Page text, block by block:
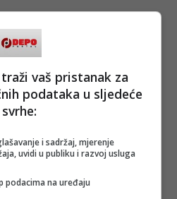
vaš pristanak za
podataka u sljedeće
svrhe:
i sadržaj, mjerenje
uvidi u publiku i razvoj usluga
podacima na uređaju